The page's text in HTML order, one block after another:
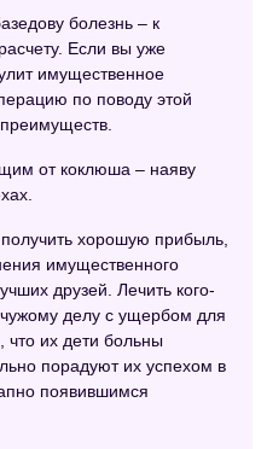
болезнь – к
Если вы уже
имущественное
по поводу этой
от коклюша – наяву
хорошую прибыль,
имущественного
друзей. Лечить кого-
чужому делу с ущербом для
что их дети больны
порадуют их успехом в
появившимся